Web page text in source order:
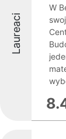
Laureaci
W